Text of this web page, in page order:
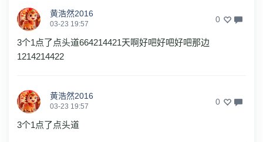
黄浩然2016
03-23 19:57 0
3个1点了点头道664214421天啊好吧好吧好吧那边
1214214422
黄浩然2016
03-23 19:57 0
3个1点了点头道